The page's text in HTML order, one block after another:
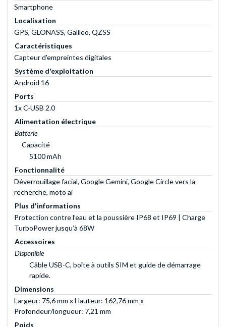
Smartphone
Localisation
GPS, GLONASS, Galileo, QZSS
Caractéristiques
Capteur d'empreintes digitales
Système d'exploitation
Android 16
Ports
1x C-USB 2.0
Alimentation électrique
Batterie
Capacité
5100 mAh
Fonctionnalité
Déverrouillage facial, Google Gemini, Google Circle vers la
recherche, moto ai
Plus d'informations
Protection contre l’eau et la poussière IP68 et IP69 | Charge
TurboPower jusqu’à 68W
Accessoires
Disponible
Câble USB-C, boîte à outils SIM et guide de démarrage
rapide.
Dimensions
Largeur: 75,6 mm x Hauteur: 162,76 mm x
Profondeur/longueur: 7,21 mm
Poids